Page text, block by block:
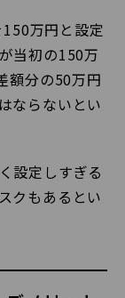
万円と設定
当初の150万
額分の50万円
ならないとい
設定しすぎる
クもあるとい